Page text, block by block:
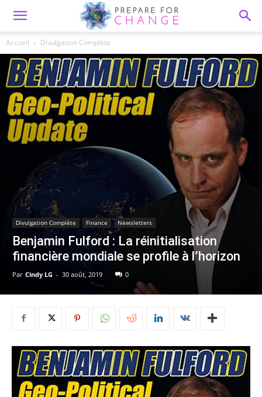
Accueil Divulgation Complète
Divulgation Complète Finance Newsletters
Benjamin Fulford : La réinitialisation
financière mondiale se profile à l’horizon
Par Cindy LG - 30 août, 2019 0